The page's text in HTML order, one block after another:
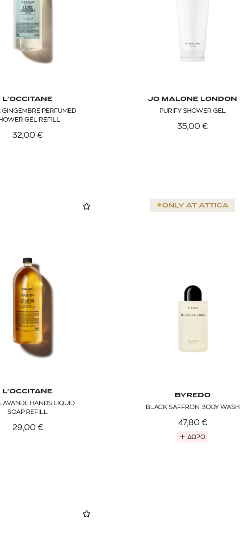
L'OCCITANE
GINGEMBRE PERFUMED
GEL REFILL
32,00 €
JO MALONE LONDON
PURIFY SHOWER GEL
35,00 €
L'OCCITANE
HANDS LIQUID
SOAP REFILL
29,00 €
ONLY AT ATTICA
BYREDO
BLACK SAFFRON BODY WASH
47,80 €
ΔΩΡΟ